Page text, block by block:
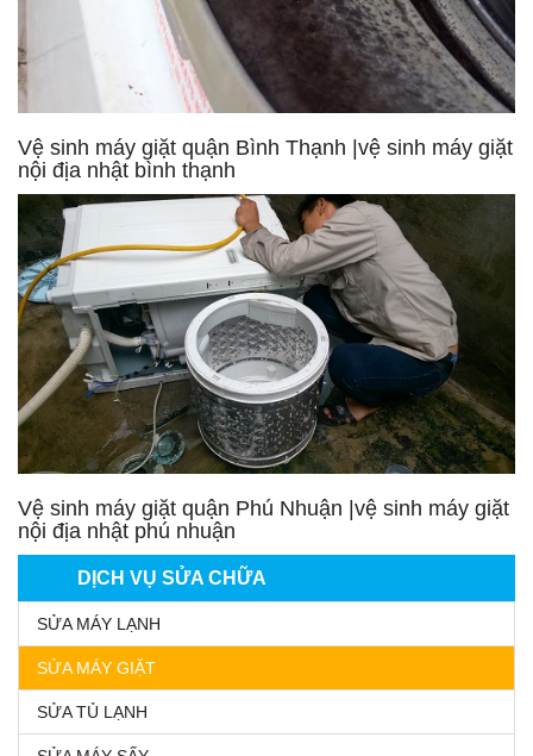
DỊCH VỤ SỬA CHỮA
SỬA MÁY LẠNH
SỬA MÁY GIẶT
SỬA TỦ LẠNH
Vệ sinh máy giặt quận Bình Thạnh |vệ sinh máy giặt
nội địa nhật bình thạnh
Vệ sinh máy giặt quận Phú Nhuận |vệ sinh máy giặt
nội địa nhật phú nhuận